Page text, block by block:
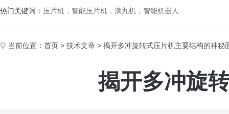
热门关键词： 压片机，智能压片机，滴丸机，智能机器人
当前位置： 首页 > 技术文章 > 揭开多冲旋转式压片机主要结构的神秘
揭开多冲旋